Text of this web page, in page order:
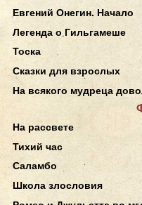
Евгений Онегин. Начало
Легенда о Гильгамеше
Тоска
Сказки для взрослых
На всякого мудреца
На рассвете
Тихий час
Саламбо
Школа злословия